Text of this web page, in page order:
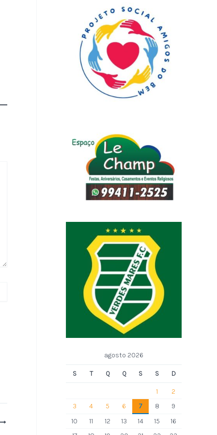
agosto 2026
S T Q Q S S D
1
2
3
4 5 6 7 8
9
10
11 12 13 14 15
16